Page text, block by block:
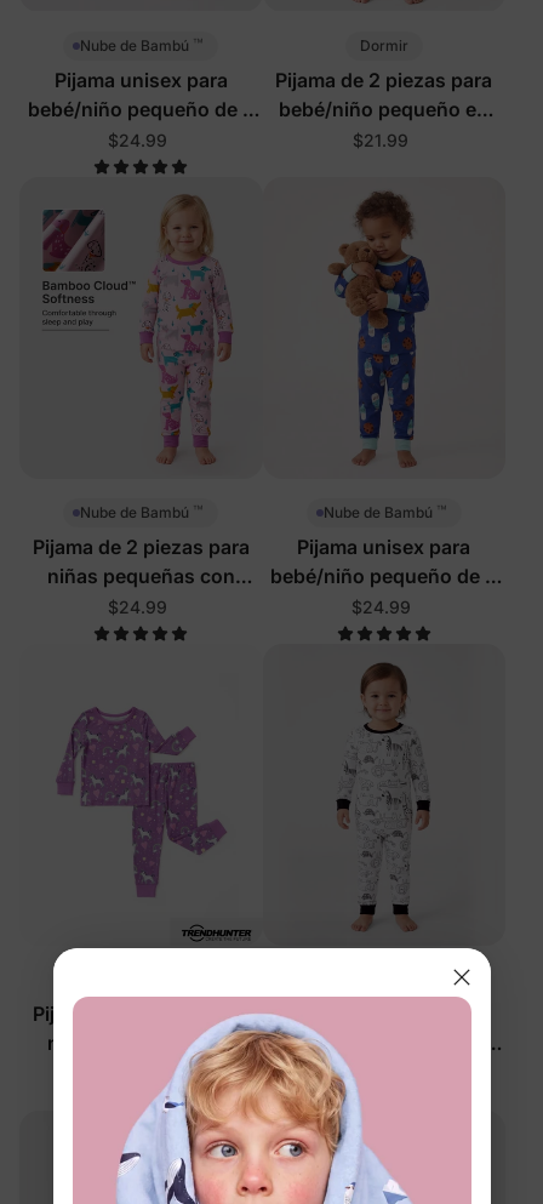
Nube de Bambú ™
Pijama unisex para
bebé/niño pequeño de 2
piezas con vehículos
Vroom
$24.99
Dormir
Pijama de 2 piezas para
bebé/niño pequeño en
rosa
$21.99
Nube de Bambú ™
Pijama de 2 piezas para
niñas pequeñas con
perros juguetones
$24.99
Nube de Bambú ™
Pijama unisex para
bebé/niño pequeño de 2
piezas Galletas y Leche
$24.99
Pijama de 2 piezas para
niñas pequeñas con
unicornio y arcoíris
Pijama unisex para
bebé/niño pequeño de 2
piezas con animales de
safari
$19.99